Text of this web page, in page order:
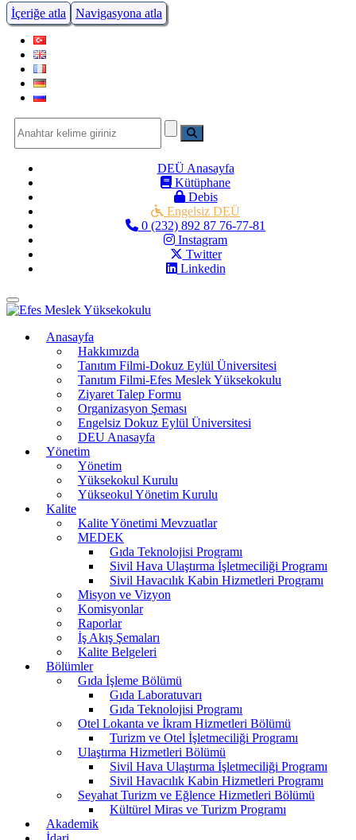
İçeriğe atla Navigasyona atla
DEÜ Anasayfa
Kütüphane
Debis
Engelsiz DEÜ
0 (232) 892 87 76-77-81
Instagram
Twitter
Linkedin
Menüye Geç
Anasayfa
Hakkımızda
Tanıtım Filmi-Dokuz Eylül Üniversitesi
Tanıtım Filmi-Efes Meslek Yüksekokulu
Ziyaret Talep Formu
Organizasyon Şeması
Engelsiz Dokuz Eylül Üniversitesi
DEU Anasayfa
Yönetim
Yönetim
Yüksekokul Kurulu
Yükseokul Yönetim Kurulu
Kalite
Kalite Yönetimi Mevzuatlar
MEDEK
Gıda Teknolojisi Programı
Sivil Hava Ulaştırma İşletmeciliği Programı
Sivil Havacılık Kabin Hizmetleri Programı
Misyon ve Vizyon
Komisyonlar
Raporlar
İş Akış Şemaları
Kalite Belgeleri
Bölümler
Gıda İşleme Bölümü
Gıda Laboratuvarı
Gıda Teknolojisi Programı
Otel Lokanta ve İkram Hizmetleri Bölümü
Turizm ve Otel İşletmeciliği Programı
Ulaştırma Hizmetleri Bölümü
Sivil Hava Ulaştırma İşletmeciliği Programı
Sivil Havacılık Kabin Hizmetleri Programı
Seyahat Turizm ve Eğlence Hizmetleri Bölümü
Kültürel Miras ve Turizm Programı
Akademik